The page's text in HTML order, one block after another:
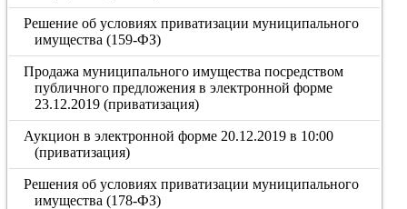
Решение об условиях приватизации муниципального
имущества (159-ФЗ)
Продажа муниципального имущества посредством
публичного предложения в электронной форме
23.12.2019 (приватизация)
Аукцион в электронной форме 20.12.2019 в 10:00
(приватизация)
Решения об условиях приватизации муниципального
имущества (178-ФЗ)